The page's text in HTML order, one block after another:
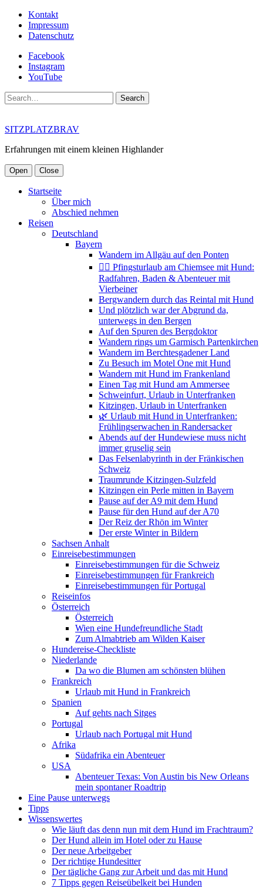
Kontakt
Impressum
Datenschutz
Facebook
Instagram
YouTube
Search
SITZPLATZBRAV
Erfahrungen mit einem kleinen Highlander
Open Close
Startseite
Über mich
Abschied nehmen
Reisen
Deutschland
Bayern
Wandern im Allgäu auf den Ponten
🚴‍♀️ Pfingsturlaub am Chiemsee mit Hund:
Radfahren, Baden & Abenteuer mit
Vierbeiner
Bergwandern durch das Reintal mit Hund
Und plötzlich war der Abgrund da,
unterwegs in den Bergen
Auf den Spuren des Bergdoktor
Wandern rings um Garmisch Partenkirchen
Wandern im Berchtesgadener Land
Zu Besuch im Motel One mit Hund
Wandern mit Hund im Frankenland
Einen Tag mit Hund am Ammersee
Schweinfurt, Urlaub in Unterfranken
Kitzingen, Urlaub in Unterfranken
🌿 Urlaub mit Hund in Unterfranken:
Frühlingserwachen in Randersacker
Abends auf der Hundewiese muss nicht
immer gruselig sein
Das Felsenlabyrinth in der Fränkischen
Schweiz
Traumrunde Kitzingen-Sulzfeld
Kitzingen ein Perle mitten in Bayern
Pause auf der A9 mit dem Hund
Pause für den Hund auf der A70
Der Reiz der Rhön im Winter
Der erste Winter in Bildern
Sachsen Anhalt
Einreisebestimmungen
Einreisebestimmungen für die Schweiz
Einreisebestimmungen für Frankreich
Einreisebestimmungen für Portugal
Reiseinfos
Österreich
Österreich
Wien eine Hundefreundliche Stadt
Zum Almabtrieb am Wilden Kaiser
Hundereise-Checkliste
Niederlande
Da wo die Blumen am schönsten blühen
Frankreich
Urlaub mit Hund in Frankreich
Spanien
Auf gehts nach Sitges
Portugal
Urlaub nach Portugal mit Hund
Afrika
Südafrika ein Abenteuer
USA
Abenteuer Texas: Von Austin bis New Orleans
mein spontaner Roadtrip
Eine Pause unterwegs
Tipps
Wissenswertes
Wie läuft das denn nun mit dem Hund im Frachtraum?
Der Hund allein im Hotel oder zu Hause
Der neue Arbeitgeber
Der richtige Hundesitter
Der tägliche Gang zur Arbeit und das mit Hund
7 Tipps gegen Reiseübelkeit bei Hunden